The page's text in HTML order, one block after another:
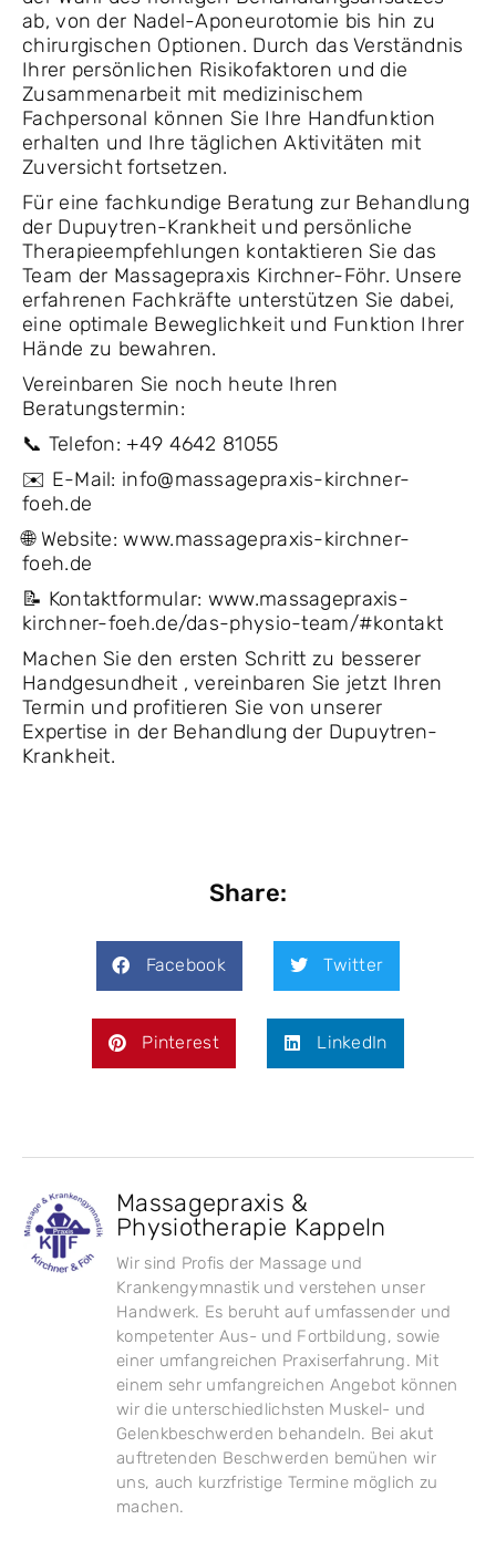
ab, von der Nadel-Aponeurotomie bis hin zu
chirurgischen Optionen. Durch das Verständnis
Ihrer persönlichen Risikofaktoren und die
Zusammenarbeit mit medizinischem
Fachpersonal können Sie Ihre Handfunktion
erhalten und Ihre täglichen Aktivitäten mit
Zuversicht fortsetzen.
Für eine fachkundige Beratung zur Behandlung
der Dupuytren-Krankheit und persönliche
Therapieempfehlungen kontaktieren Sie das
Team der Massagepraxis Kirchner-Föhr. Unsere
erfahrenen Fachkräfte unterstützen Sie dabei,
eine optimale Beweglichkeit und Funktion Ihrer
Hände zu bewahren.
Vereinbaren Sie noch heute Ihren
Beratungstermin:
📞 Telefon: +49 4642 81055
✉️ E-Mail: info@massagepraxis-kirchner-
foeh.de
🌐 Website: www.massagepraxis-kirchner-
foeh.de
📝 Kontaktformular: www.massagepraxis-
kirchner-foeh.de/das-physio-team/#kontakt
Machen Sie den ersten Schritt zu besserer
Handgesundheit , vereinbaren Sie jetzt Ihren
Termin und profitieren Sie von unserer
Expertise in der Behandlung der Dupuytren-
Krankheit.
Share:
Facebook Twitter
Pinterest LinkedIn
Massagepraxis &
Physiotherapie Kappeln
Wir sind Profis der Massage und
Krankengymnastik und verstehen unser
Handwerk. Es beruht auf umfassender und
kompetenter Aus- und Fortbildung, sowie
einer umfangreichen Praxiserfahrung. Mit
einem sehr umfangreichen Angebot können
wir die unterschiedlichsten Muskel- und
Gelenkbeschwerden behandeln. Bei akut
auftretenden Beschwerden bemühen wir
uns, auch kurzfristige Termine möglich zu
machen.